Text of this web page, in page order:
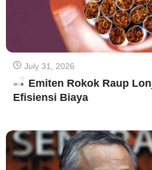
July 31, 2026
Emiten Rokok Raup
Efisiensi Biaya